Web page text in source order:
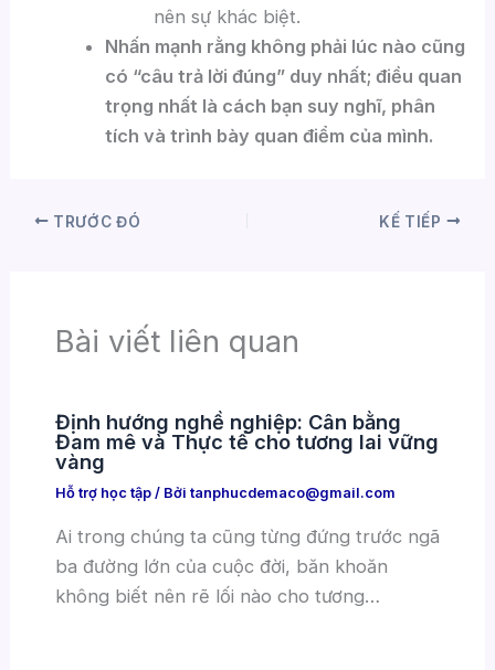
nên sự khác biệt.
Nhấn mạnh rằng không phải lúc nào cũng
có “câu trả lời đúng” duy nhất; điều quan
trọng nhất là cách bạn suy nghĩ, phân
tích và trình bày quan điểm của mình.
TRƯỚC ĐÓ KẾ TIẾP
Bài viết liên quan
Định hướng nghề nghiệp: Cân bằng
Đam mê và Thực tế cho tương lai vững
vàng
Hỗ trợ học tập/ Bởi tanphucdemaco@gmail.com
Ai trong chúng ta cũng từng đứng trước ngã
ba đường lớn của cuộc đời, băn khoăn
không biết nên rẽ lối nào cho tương…